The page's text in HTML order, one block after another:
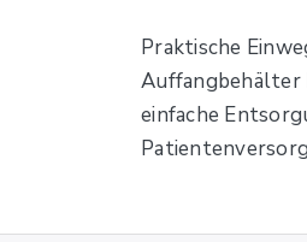
Praktische
Auffangbehälter
einfache